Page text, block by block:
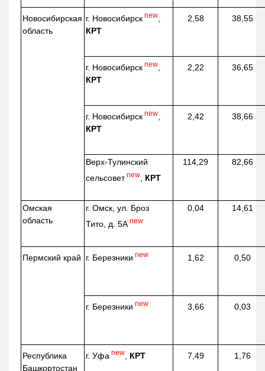
Новосибирская
область
г. Новосибирск new
КРТ
2,58 38,55
г. Новосибирск new
КРТ
2,22 36,65
г. Новосибирск new
КРТ
2,42 38,66
Верх-Тулинский
сельсовет new КРТ
114,29 82,66
Омская
область
г. Омск, ул. Броз
Тито, д. 5А new
0,04 14,61
Пермский край г. Березники new 1,62 0,50
г. Березники new 3,66 0,03
Республика
Башкортостан
г. Уфа new КРТ 7,49 1,76